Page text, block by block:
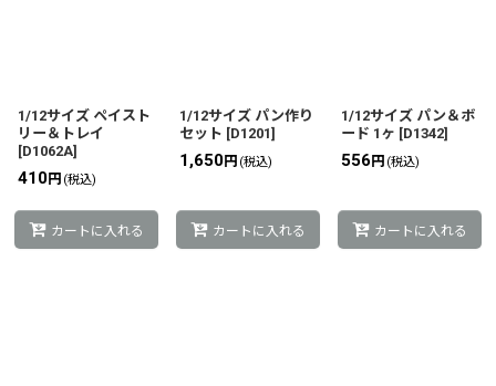
絞り込む
1/12サイズ ペイスト
リー＆トレイ
[D1062A]
410円 (税込)
カートに入れる
1/12サイズ パン作り
セット [D1201]
1,650円 (税込)
カートに入れる
1/12サイズ パン＆ボ
ード 1ヶ [D1342]
556 円 (税込)
カートに入れる